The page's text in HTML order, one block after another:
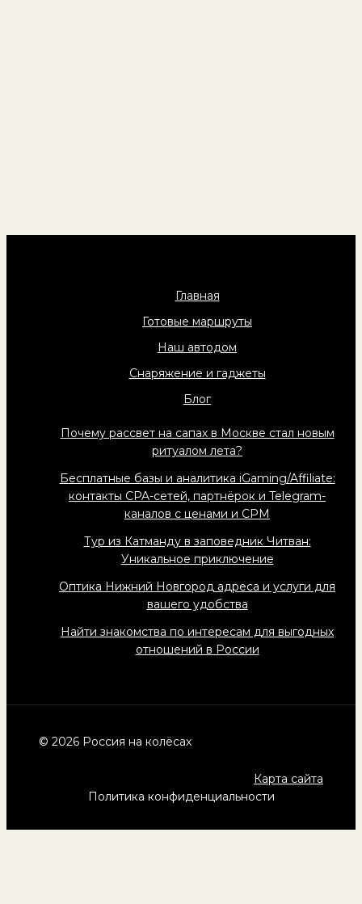
Главная
Готовые маршруты
Наш автодом
Снаряжение и гаджеты
Блог
Почему рассвет на сапах в Москве стал новым
ритуалом лета?
Бесплатные базы и аналитика iGaming/Affiliate:
контакты CPA-сетей, партнёрок и Telegram-
каналов с ценами и CPM
Тур из Катманду в заповедник Читван:
Уникальное приключение
Оптика Нижний Новгород адреса и услуги для
вашего удобства
Найти знакомства по интересам для выгодных
отношений в России
© 2026 Россия на колёсах
Карта сайта
Политика конфиденциальности